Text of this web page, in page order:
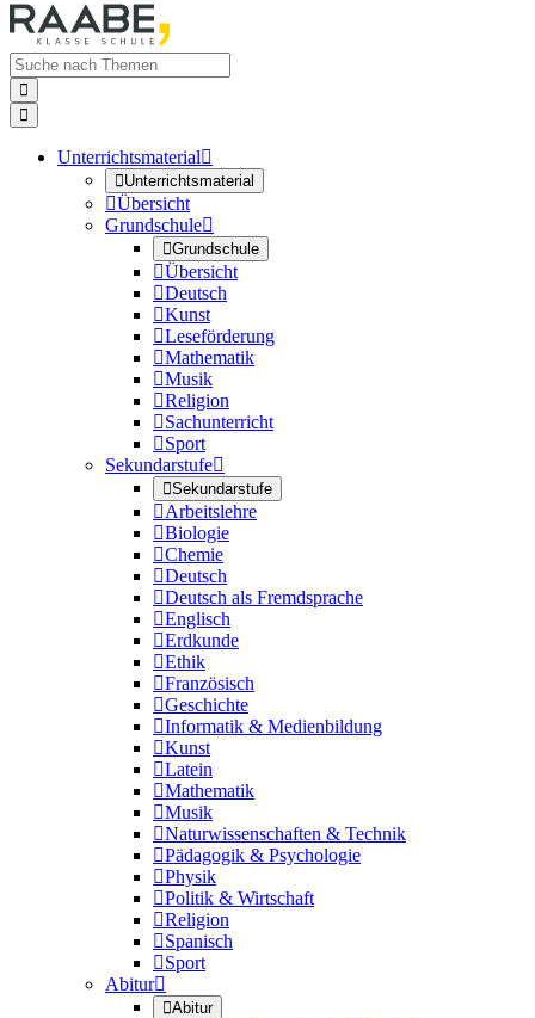


Unterrichtsmaterial
Unterrichtsmaterial
Übersicht
Grundschule
Grundschule
Übersicht
Deutsch
Kunst
Leseförderung
Mathematik
Musik
Religion
Sachunterricht
Sport
Sekundarstufe
Sekundarstufe
Arbeitslehre
Biologie
Chemie
Deutsch
Deutsch als Fremdsprache
Englisch
Erdkunde
Ethik
Französisch
Geschichte
Informatik & Medienbildung
Kunst
Latein
Mathematik
Musik
Naturwissenschaften & Technik
Pädagogik & Psychologie
Physik
Politik & Wirtschaft
Religion
Spanisch
Sport
Abitur
Abitur